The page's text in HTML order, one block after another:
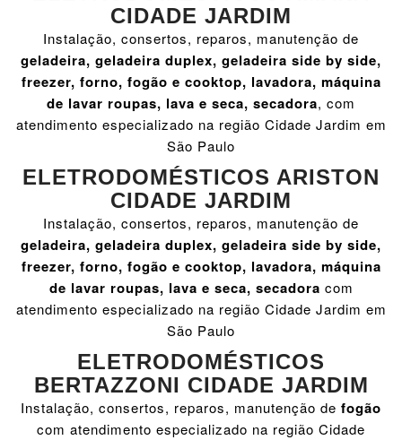
CIDADE JARDIM
Instalação, consertos, reparos, manutenção de
geladeira, geladeira duplex, geladeira side by side,
freezer, forno, fogão e cooktop, lavadora, máquina
de lavar roupas, lava e seca, secadora, com
atendimento especializado na região Cidade Jardim em
São Paulo
ELETRODOMÉSTICOS ARISTON
CIDADE JARDIM
Instalação, consertos, reparos, manutenção de
geladeira, geladeira duplex, geladeira side by side,
freezer, forno, fogão e cooktop, lavadora, máquina
de lavar roupas, lava e seca, secadora com
atendimento especializado na região Cidade Jardim em
São Paulo
ELETRODOMÉSTICOS
BERTAZZONI CIDADE JARDIM
Instalação, consertos, reparos, manutenção de fogão
com atendimento especializado na região Cidade